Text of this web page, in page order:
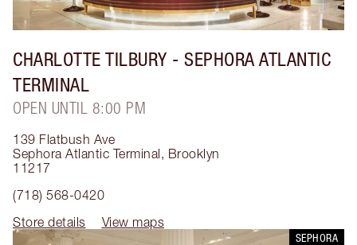
CHARLOTTE TILBURY - SEPHORA ATLANTIC
TERMINAL
OPEN UNTIL 8:00 PM
139 Flatbush Ave
Sephora Atlantic Terminal, Brooklyn
11217
(718) 568-0420
Store details
View maps
SEPHORA